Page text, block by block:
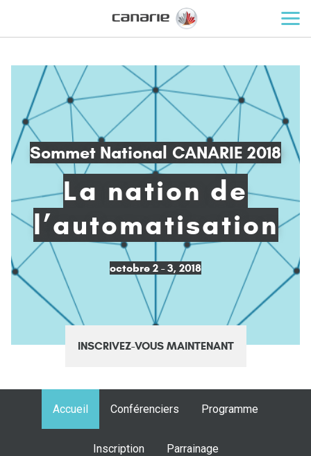
Sommet National CANARIE 2018
La nation de
l’automatisation
octobre 2 - 3, 2018
INSCRIVEZ-VOUS MAINTENANT
Accueil Conférenciers Programme
Inscription Parrainage